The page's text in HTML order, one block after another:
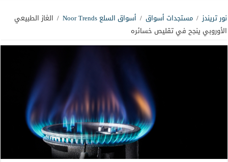
نور تريندز / مستجدات أسواق / أسواق السلع Noor Trends / الغاز الطبيعي
الأوروبي ينجح في تقليص خسائره